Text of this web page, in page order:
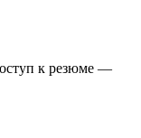
к резюме —